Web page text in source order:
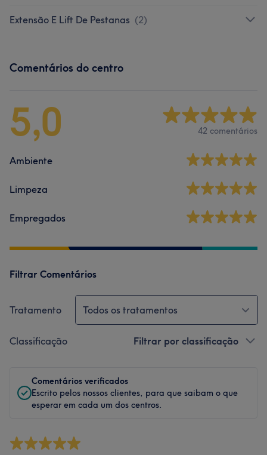
Extensão E Lift De Pestanas (2)
Comentários do centro
5,0 42 comentários
Ambiente
Limpeza
Empregados
Filtrar Comentários
Tratamento Todos os tratamentos
Classificação Filtrar por classificação
Comentários verificados
Escrito pelos nossos clientes, para que saibam o que
esperar em cada um dos centros.